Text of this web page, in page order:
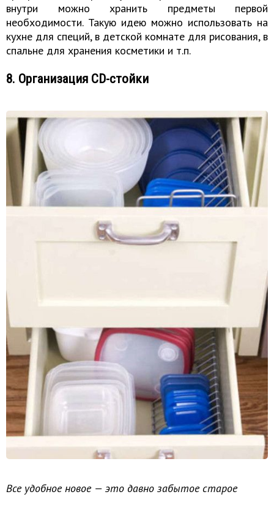
внутри можно хранить предметы первой
необходимости. Такую идею можно использовать на
кухне для специй, в детской комнате для рисования, в
спальне для хранения косметики и т.п.
8. Организация CD-стойки
Все удобное новое — это давно забытое старое